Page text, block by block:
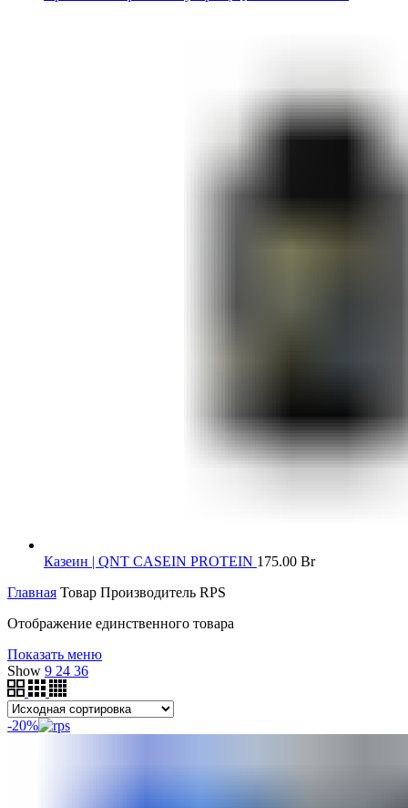
Казеин | QNT CASEIN PROTEIN 175.00 Br
Главная Товар Производитель RPS
Отображение единственного товара
Показать меню
Show 9 24 36
-20%